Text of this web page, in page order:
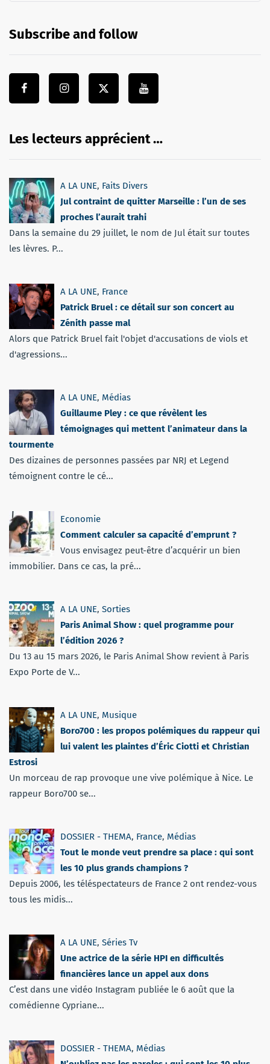
Subscribe and follow
Les lecteurs apprécient …
A LA UNE, Faits Divers
Jul contraint de quitter Marseille : l’un de ses
proches l’aurait trahi
Dans la semaine du 29 juillet, le nom de Jul était sur toutes
les lèvres. P...
A LA UNE, France
Patrick Bruel : ce détail sur son concert au
Zénith passe mal
Alors que Patrick Bruel fait l'objet d'accusations de viols et
d'agressions...
A LA UNE, Médias
Guillaume Pley : ce que révèlent les
témoignages qui mettent l’animateur dans la
tourmente
Des dizaines de personnes passées par NRJ et Legend
témoignent contre le cé...
Economie
Comment calculer sa capacité d’emprunt ?
Vous envisagez peut-être d’acquérir un bien
immobilier. Dans ce cas, la pré...
A LA UNE, Sorties
Paris Animal Show : quel programme pour
l’édition 2026 ?
Du 13 au 15 mars 2026, le Paris Animal Show revient à Paris
Expo Porte de V...
A LA UNE, Musique
Boro700 : les propos polémiques du rappeur qui
lui valent les plaintes d’Éric Ciotti et Christian
Estrosi
Un morceau de rap provoque une vive polémique à Nice. Le
rappeur Boro700 se...
DOSSIER - THEMA, France, Médias
Tout le monde veut prendre sa place : qui sont
les 10 plus grands champions ?
Depuis 2006, les téléspectateurs de France 2 ont rendez-vous
tous les midis...
A LA UNE, Séries Tv
Une actrice de la série HPI en difficultés
financières lance un appel aux dons
C’est dans une vidéo Instagram publiée le 6 août que la
comédienne Cypriane...
DOSSIER - THEMA, Médias